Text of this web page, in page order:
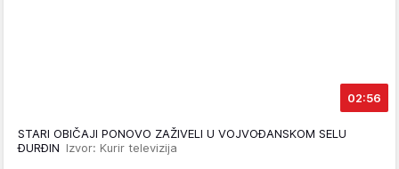
02:56
STARI OBIČAJI PONOVO ZAŽIVELI U VOJVOĐANSKOM SELU
ĐURĐIN Izvor: Kurir televizija